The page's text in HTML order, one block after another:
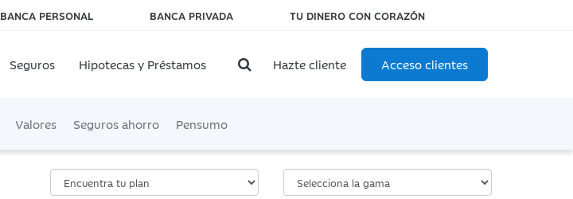
BANCA PERSONAL BANCA PRIVADA TU DINERO CON CORAZÓN
Seguros Hipotecas y Préstamos Hazte cliente Acceso clientes
Valores Seguros ahorro Pensumo